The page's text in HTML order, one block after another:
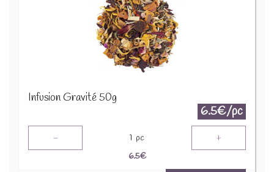
Infusion Gravité 50g
6.5€/pc
- 1 pc +
6.5€